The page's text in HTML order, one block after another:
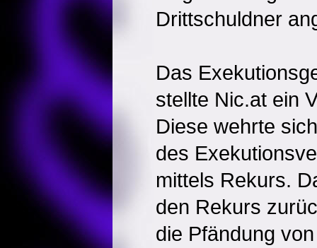
Drittschuldner
Das
stellte Nic.at ein
Diese wehrte
des
mittels Rekurs.
den Rekurs
die Pfändung